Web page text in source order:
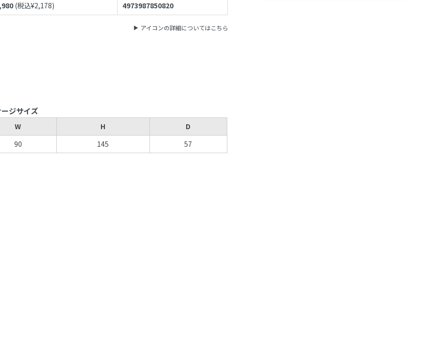
(税込¥2,178) 4973987850820
アイコンの詳細についてはこちら
ジサイズ
W H
D
90
145 57